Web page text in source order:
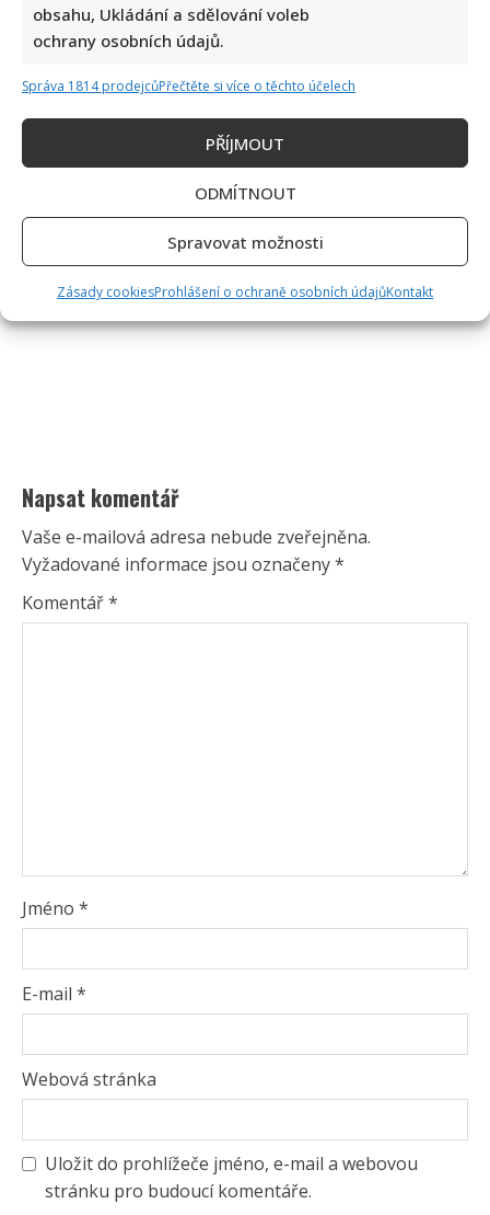
obsahu, Ukládání a sdělování voleb
ochrany osobních údajů.
Správa 1814 prodejcůPřečtěte si více o těchto účelech
PŘÍJMOUT
ODMÍTNOUT
Spravovat možnosti
Zásady cookiesProhlášení o ochraně osobních údajůKontakt
Napsat komentář
Vaše e-mailová adresa nebude zveřejněna.
Vyžadované informace jsou označeny*
Komentář*
Jméno *
E-mail *
Webová stránka
Uložit do prohlížeče jméno, e-mail a webovou
stránku pro budoucí komentáře.